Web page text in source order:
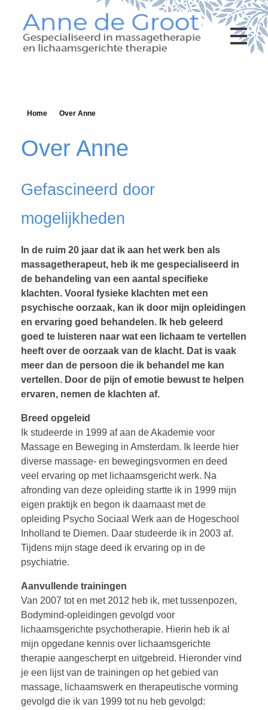
Home Over Anne
Over Anne
Gefascineerd door
mogelijkheden
In de ruim 20 jaar dat ik aan het werk ben als
massagetherapeut, heb ik me gespecialiseerd in
de behandeling van een aantal specifieke
klachten. Vooral fysieke klachten met een
psychische oorzaak, kan ik door mijn opleidingen
en ervaring goed behandelen. Ik heb geleerd
goed te luisteren naar wat een lichaam te vertellen
heeft over de oorzaak van de klacht. Dat is vaak
meer dan de persoon die ik behandel me kan
vertellen. Door de pijn of emotie bewust te helpen
ervaren, nemen de klachten af.
Breed opgeleid
Ik studeerde in 1999 af aan de Akademie voor
Massage en Beweging in Amsterdam. Ik leerde hier
diverse massage- en bewegingsvormen en deed
veel ervaring op met lichaamsgericht werk. Na
afronding van deze opleiding startte ik in 1999 mijn
eigen praktijk en begon ik daarnaast met de
opleiding Psycho Sociaal Werk aan de Hogeschool
Inholland te Diemen. Daar studeerde ik in 2003 af.
Tijdens mijn stage deed ik ervaring op in de
psychiatrie.
Aanvullende trainingen
Van 2007 tot en met 2012 heb ik, met tussenpozen,
Bodymind-opleidingen gevolgd voor
lichaamsgerichte psychotherapie. Hierin heb ik al
mijn opgedane kennis over lichaamsgerichte
therapie aangescherpt en uitgebreid. Hieronder vind
je een lijst van de trainingen op het gebied van
massage, lichaamswerk en therapeutische vorming
gevolgd die ik van 1999 tot nu heb gevolgd: